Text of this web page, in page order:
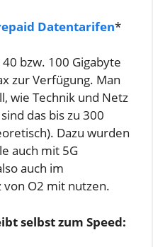
Datentarifen*
bzw. 100 Gigabyte
zur Verfügung. Man
wie Technik und Netz
das bis zu 300
Dazu wurden
auch mit 5G
auch im
von O2 mit nutzen.
selbst zum Speed: